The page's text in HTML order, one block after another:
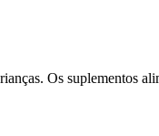
Os suplementos